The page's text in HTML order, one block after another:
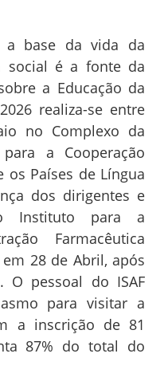
a base da vida da
social é a fonte da
a Educação da
realiza-se entre
no Complexo da
a Cooperação
os Países de Língua
dos dirigentes e
Instituto para a
Farmacêutica
28 de Abril, após
O pessoal do ISAF
para visitar a
a inscrição de 81
87% do total do